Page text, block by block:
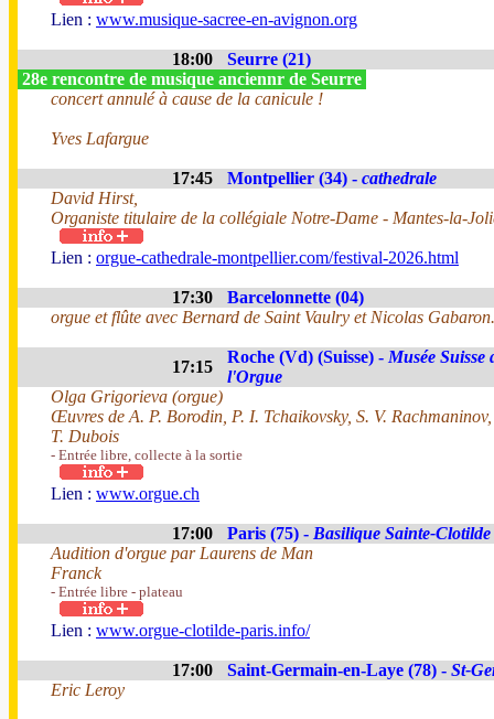
Lien : www.musique-sacree-en-avignon.org
18:00
Seurre (21)
28e rencontre de musique anciennr de Seurre
concert annulé à cause de la canicule !
Yves Lafargue
17:45 Montpellier (34) - cathedrale
David Hirst,
Organiste titulaire de la collégiale Notre-Dame - Mantes-la-
Lien : orgue-cathedrale-montpellier.com/festival-2026.html
17:30
Barcelonnette (04)
orgue et flûte avec Bernard de Saint Vaulry et Nicolas Gabaron.
17:15
Roche (Vd) (Suisse) - Musée Suisse
l'Orgue
Olga Grigorieva (orgue)
Œuvres de A. P. Borodin, P. I. Tchaikovsky, S. V.
T. Dubois
- Entrée libre, collecte à la sortie
Lien : www.orgue.ch
17:00 Paris (75) - Basilique Sainte-Clotilde
Audition d'orgue par Laurens de Man
Franck
- Entrée libre - plateau
Lien : www.orgue-clotilde-paris.info/
17:00 Saint-Germain-en-Laye (78) - St-
Eric Leroy